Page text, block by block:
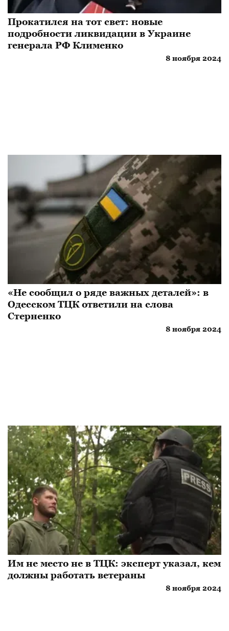
Прокатился на тот свет: новые
подробности ликвидации в Украине
генерала РФ Клименко
8 ноября 2024
«Не сообщил о ряде важных деталей»: в
Одесском ТЦК ответили на слова
Стерненко
8 ноября 2024
Им не место не в ТЦК: эксперт указал, кем
должны работать ветераны
8 ноября 2024